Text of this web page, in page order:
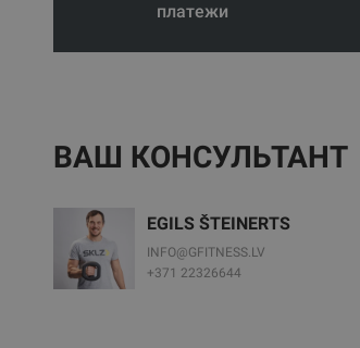
платежи
ВАШ КОНСУЛЬТАНТ
EGILS ŠTEINERTS
INFO@GFITNESS.LV
+371 22326644